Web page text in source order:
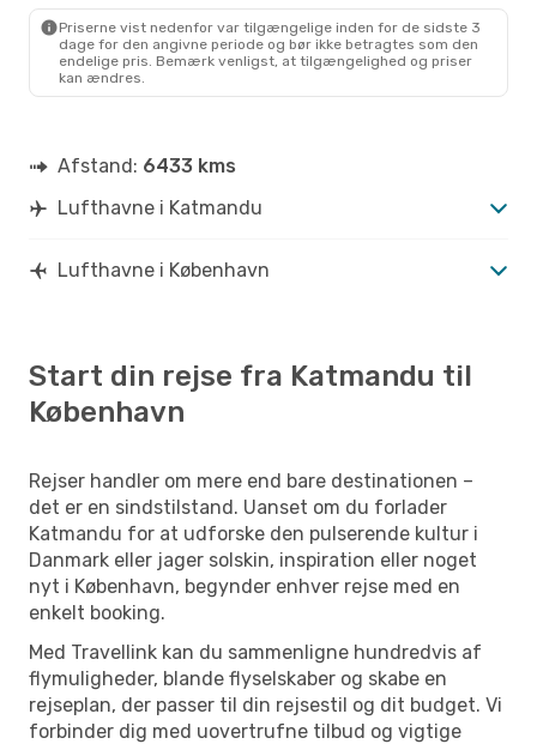
Priserne vist nedenfor var tilgængelige inden for de sidste 3
dage for den angivne periode og bør ikke betragtes som den
endelige pris. Bemærk venligst, at tilgængelighed og priser
kan ændres.
Afstand: 6433 kms
Lufthavne i Katmandu
Lufthavne i København
Start din rejse fra Katmandu til
København
Rejser handler om mere end bare destinationen –
det er en sindstilstand. Uanset om du forlader
Katmandu for at udforske den pulserende kultur i
Danmark eller jager solskin, inspiration eller noget
nyt i København, begynder enhver rejse med en
enkelt booking.
Med Travellink kan du sammenligne hundredvis af
flymuligheder, blande flyselskaber og skabe en
rejseplan, der passer til din rejsestil og dit budget. Vi
forbinder dig med uovertrufne tilbud og vigtige